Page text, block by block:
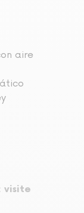
aire
visite